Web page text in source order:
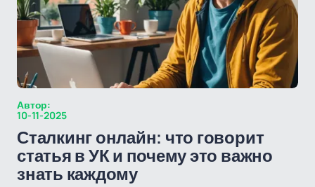
Автор:
10-11-2025
Сталкинг онлайн: что говорит
статья в УК и почему это важно
знать каждому